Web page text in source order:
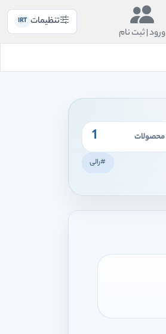
ورود |ثبت نام
تنظیمات IRT
محصولات 1
#رالی